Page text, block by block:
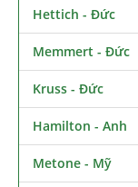
Hettich - Đức
Memmert - Đức
Kruss - Đức
Hamilton - Anh
Metone - Mỹ